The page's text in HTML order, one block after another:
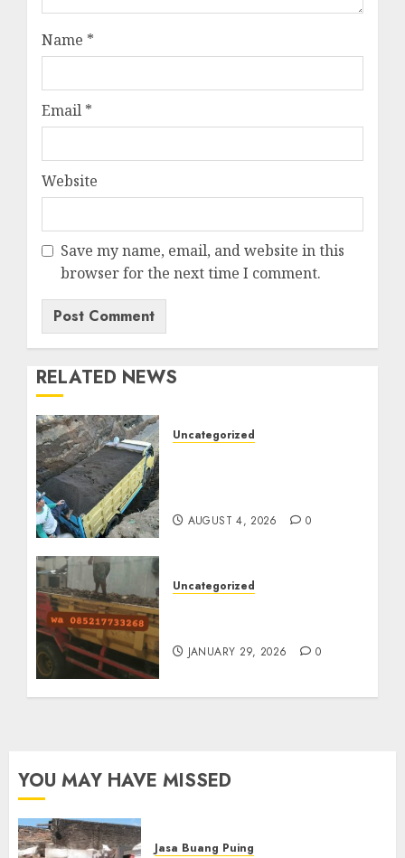
Name *
Email *
Website
Save my name, email, and website in this
browser for the next time I comment.
RELATED NEWS
Uncategorized
AUGUST 4, 2026 0
Uncategorized
JANUARY 29, 2026 0
YOU MAY HAVE MISSED
Jasa Buang Puing